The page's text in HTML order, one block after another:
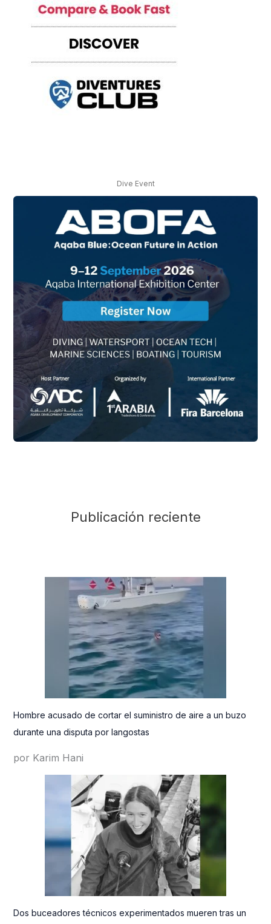
Dive Event
Publicación reciente
Hombre acusado de cortar el suministro de aire a un buzo
durante una disputa por langostas
por Karim Hani
Dos buceadores técnicos experimentados mueren tras un